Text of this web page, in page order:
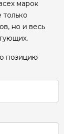
марок
но и весь
позицию